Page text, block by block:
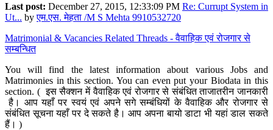
Last post: December 27, 2015, 12:33:09 PM Re: Currupt System in
Ut... byएम.एस. मेहता /M S Mehta 9910532720
Matrimonial & Vacancies Related Threads - वैवाहिक एवं रोजगार से
सम्बन्धित
You will find the latest information about various Jobs and
Matrimonies in this section. You can even put your Biodata in this
section. ( इस सैक्शन में वैवाहिक एवं रोजगार से संबंधित ताजातरीन जानकारी
है। आप यहाँ पर स्वयं एवं अपने सगे सम्बंधियों के वैवाहिक और रोजगार से
संबंधित सूचना यहाँ पर दे सकते है। आप अपना बायो डाटा भी यहां डाल सकते
हैं। )